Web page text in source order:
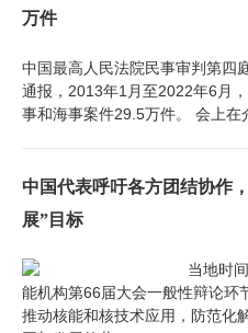
万件
中国最高人民法院民事审判第四
通报，2013年1月至2022年6月
事和海事案件29.5万件。 会上
中国代表呼吁各方团结协作
展”目标
当地时
能机构第66届大会一般性辩论环
推动核能和核技术应用，防范化